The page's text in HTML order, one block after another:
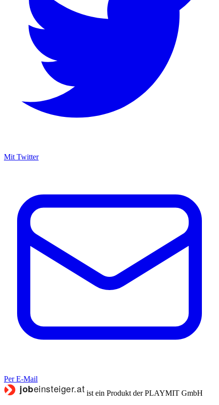
Mit Twitter
Per E-Mail
ist ein Produkt der PLAYMIT GmbH